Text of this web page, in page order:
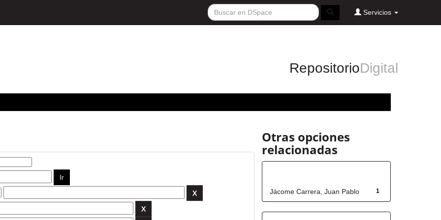
Servicios
RepositorioDigital
Otras opciones
relacionadas
1
Jácome Carrera, Juan Pablo